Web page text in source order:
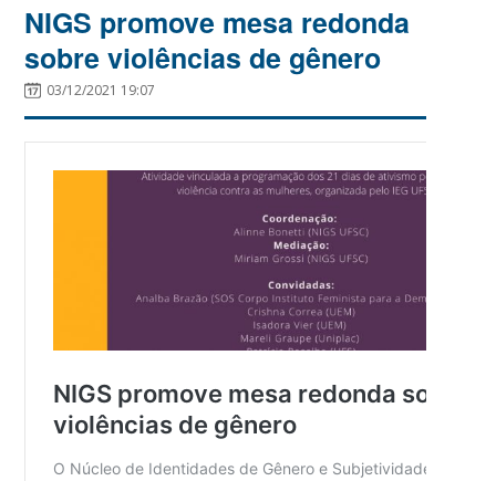
NIGS promove mesa redonda
sobre violências de gênero
03/12/2021 19:07